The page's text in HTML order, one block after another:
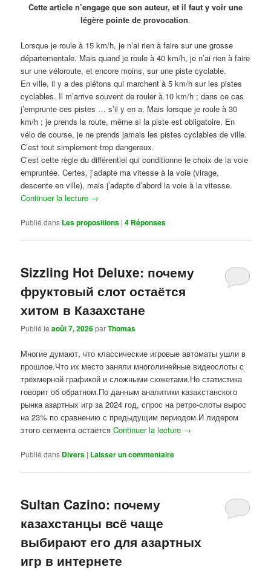
Cette article n’engage que son auteur, et il faut y voir une
légère pointe de provocation.
Lorsque je roule à 15 km/h, je n’ai rien à faire sur une grosse
départementale. Mais quand je roule à 40 km/h, je n’ai rien à faire
sur une véloroute, et encore moins, sur une piste cyclable.
En ville, il y a des piétons qui marchent à 5 km/h sur les pistes
cyclables. Il m’arrive souvent de rouler à 10 km/h ; dans ce cas
j’emprunte ces pistes … s’il y en a. Mais lorsque je roule à 30
km/h ; je prends la route, même si la piste est obligatoire. En
vélo de course, je ne prends jamais les pistes cyclables de ville.
C’est tout simplement trop dangereux.
C’est cette règle du différentiel qui conditionne le choix de la voie
empruntée. Certes, j’adapte ma vitesse à la voie (virage,
descente en ville), mais j’adapte d’abord la voie à la vitesse.
Continuer la lecture →
Publié dans Les propositions |4 Réponses
Sizzling Hot Deluxe: почему
фруктовый слот остаётся
хитом в Казахстане
Publié leaoût 7, 2026parThomas
Многие думают, что классические игровые автоматы ушли в
прошлое.Что их место заняли многолинейные видеослоты с
трёхмерной графикой и сложными сюжетами.Но статистика
говорит об обратном.По данным аналитики казахстанского
рынка азартных игр за 2024 год, спрос на ретро-слоты вырос
на 23% по сравнению с предыдущим периодом.И лидером
этого сегмента остаётсяContinuer la lecture →
Publié dans Divers | Laisser un commentaire
Sultan Cazino: почему
казахстанцы всё чаще
выбирают его для азартных
игр в интернете